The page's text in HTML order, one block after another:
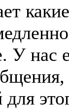
У нас